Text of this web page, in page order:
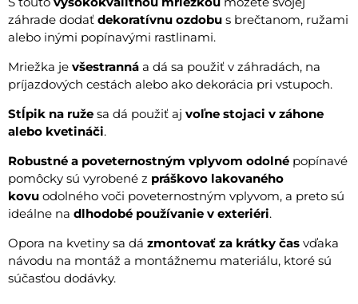
záhrade dodať dekoratívnu ozdobu s brečtanom, ružami
alebo inými popínavými rastlinami.
Mriežka je všestranná a dá sa použiť v záhradách, na
príjazdových cestách alebo ako dekorácia pri vstupoch.
Stĺpik na ruže sa dá použiť aj voľne stojaci v záhone
alebo kvetináči.
Robustné a poveternostným vplyvom odolné popínavé
pomôcky sú vyrobené z práškovo lakovaného
kovu odolného voči poveternostným vplyvom, a preto sú
ideálne na dlhodobé používanie v exteriéri.
Opora na kvetiny sa dá zmontovať za krátky čas vďaka
návodu na montáž a montážnemu materiálu, ktoré sú
súčasťou dodávky.